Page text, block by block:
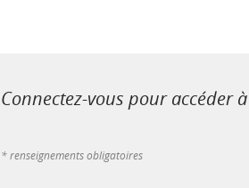
Connectez-vous pour accéder
* renseignements obligatoires